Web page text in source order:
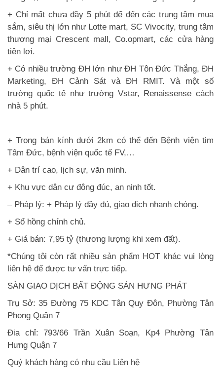
+ Chỉ mất chưa đầy 5 phút để đến các trung tâm mua
sắm, siêu thị lớn như Lotte mart, SC Vivocity, trung tâm
thương mại Crescent mall, Co.opmart, các cửa hàng
tiện lợi.
+ Có nhiều trường ĐH lớn như ĐH Tôn Đức Thắng, ĐH
Marketing, ĐH Cảnh Sát và ĐH RMIT. Và một số
trường quốc tế như trường Vstar, Renaissense cách
nhà 5 phút.
+ Trong bán kính dưới 2km có thể đến Bệnh viện tim
Tâm Đức, bệnh viện quốc tế FV,…
+ Dân trí cao, lịch sự, văn minh.
+ Khu vực dân cư đông đúc, an ninh tốt.
– Pháp lý: + Pháp lý đầy đủ, giao dịch nhanh chóng.
+ Sổ hồng chính chủ.
+ Giá bán: 7,95 tỷ (thương lượng khi xem đất).
*Chúng tôi còn rất nhiều sản phẩm HOT khác vui lòng
liên hệ để được tư vấn trực tiếp.
SÀN GIAO DỊCH BẤT ĐỘNG SẢN HƯNG PHÁT
Trụ Sở: 35 Đường 75 KDC Tân Quy Đôn, Phường Tân
Phong Quận 7
Đia chỉ: 793/66 Trần Xuân Soạn, Kp4 Phường Tân
Hưng Quận 7
Quý khách hàng có nhu cầu Liên hệ